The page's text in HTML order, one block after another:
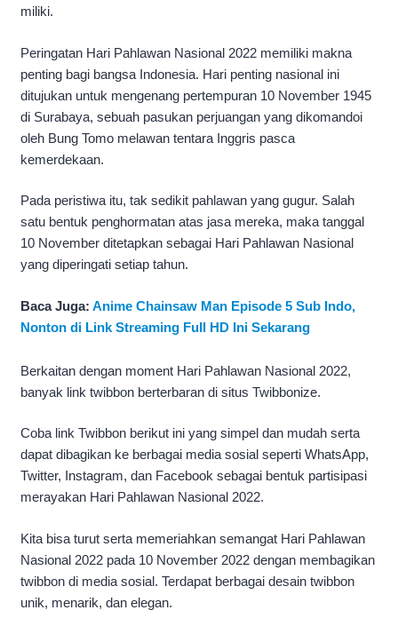
miliki.
Peringatan Hari Pahlawan Nasional 2022 memiliki makna
penting bagi bangsa Indonesia. Hari penting nasional ini
ditujukan untuk mengenang pertempuran 10 November 1945
di Surabaya, sebuah pasukan perjuangan yang dikomandoi
oleh Bung Tomo melawan tentara Inggris pasca
kemerdekaan.
Pada peristiwa itu, tak sedikit pahlawan yang gugur. Salah
satu bentuk penghormatan atas jasa mereka, maka tanggal
10 November ditetapkan sebagai Hari Pahlawan Nasional
yang diperingati setiap tahun.
Baca Juga: Anime Chainsaw Man Episode 5 Sub Indo,
Nonton di Link Streaming Full HD Ini Sekarang
Berkaitan dengan moment Hari Pahlawan Nasional 2022,
banyak link twibbon berterbaran di situs Twibbonize.
Coba link Twibbon berikut ini yang simpel dan mudah serta
dapat dibagikan ke berbagai media sosial seperti WhatsApp,
Twitter, Instagram, dan Facebook sebagai bentuk partisipasi
merayakan Hari Pahlawan Nasional 2022.
Kita bisa turut serta memeriahkan semangat Hari Pahlawan
Nasional 2022 pada 10 November 2022 dengan membagikan
twibbon di media sosial. Terdapat berbagai desain twibbon
unik, menarik, dan elegan.